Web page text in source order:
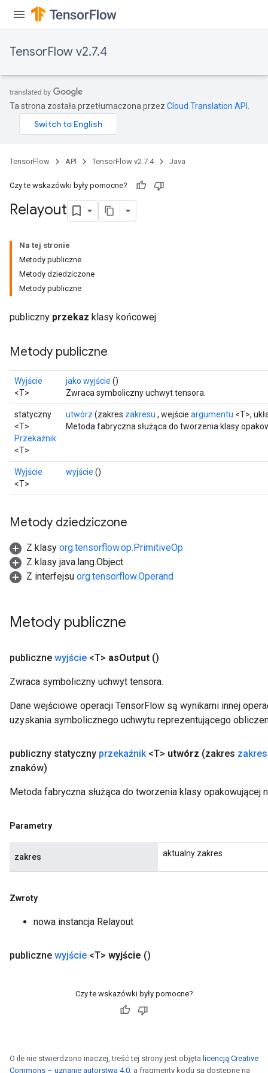
TensorFlow v2.7.4
Ta strona została przetłumaczona przez Cloud Translation API
TensorFlow API TensorFlow v2.7.4 Java
Czy te wskazówki były pomocne?
Relayout
Na tej stronie
Metody publiczne
Metody dziedziczone
Metody publiczne
publiczny przekaz klasy końcowej
Metody publiczne
Wyjście
<T>
jako wyjście ()
Zwraca symboliczny uchwyt tensora.
statyczny
<T>
Przekaźnik
<T>
utwórz (zakres zakresu , wejście argumentu <T>,
Metoda fabryczna służąca do tworzenia klasy
Wyjście
<T>
wyjście ()
Metody dziedziczone
Z klasy org.tensorflow.op.PrimitiveOp
Z klasy java.lang.Object
Z interfejsu org.tensorflow.Operand
Metody publiczne
publiczne wyjście <T> asOutput ()
Zwraca symboliczny uchwyt tensora.
Dane wejściowe operacji TensorFlow są wynikami innej
uzyskania symbolicznego uchwytu reprezentującego
publiczny statyczny przekaźnik<T> utwórz (zakres
znaków)
Metoda fabryczna służąca do tworzenia klasy opakowującej
Parametry
zakres aktualny zakres
Zwroty
nowa instancja Relayout
publiczne wyjście <T> wyjście ()
Czy te wskazówki były pomocne?
O ile nie stwierdzono inaczej, treść tej strony jest objęta licencją Creative
Commons – uznanie autorstwa 4.0, a fragmenty kodu są dostępne na